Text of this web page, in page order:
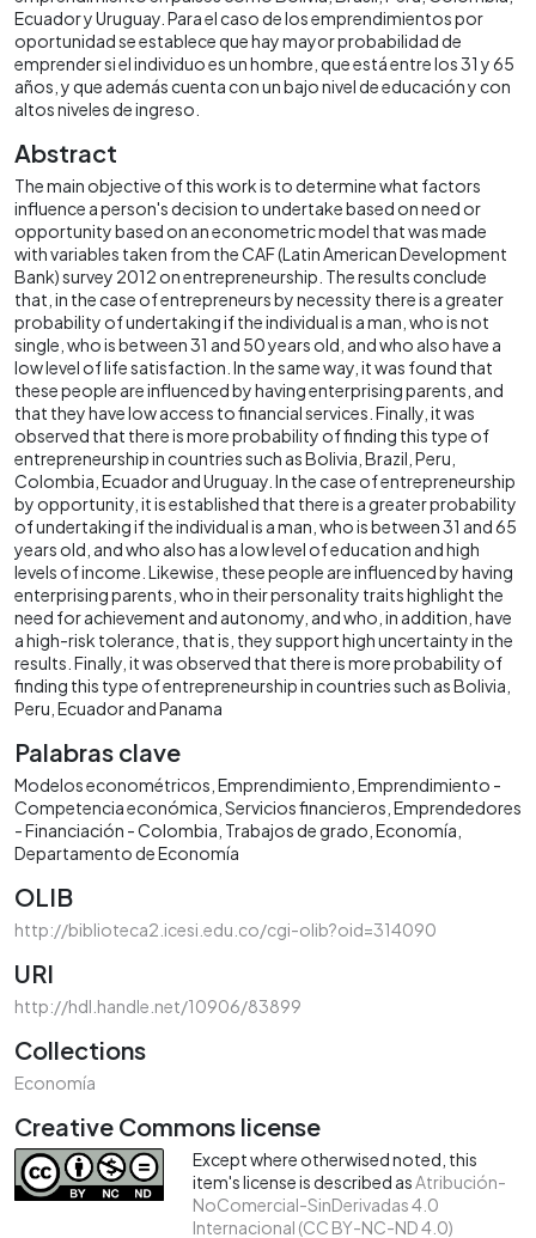
Ecuador y Uruguay. Para el caso de los emprendimientos por
oportunidad se establece que hay mayor probabilidad de
emprender si el individuo es un hombre, que está entre los 31 y 65
años, y que además cuenta con un bajo nivel de educación y con
altos niveles de ingreso.
Abstract
The main objective of this work is to determine what factors
influence a person's decision to undertake based on need or
opportunity based on an econometric model that was made
with variables taken from the CAF (Latin American Development
Bank) survey 2012 on entrepreneurship. The results conclude
that, in the case of entrepreneurs by necessity there is a greater
probability of undertaking if the individual is a man, who is not
single, who is between 31 and 50 years old, and who also have a
low level of life satisfaction. In the same way, it was found that
these people are influenced by having enterprising parents, and
that they have low access to financial services. Finally, it was
observed that there is more probability of finding this type of
entrepreneurship in countries such as Bolivia, Brazil, Peru,
Colombia, Ecuador and Uruguay. In the case of entrepreneurship
by opportunity, it is established that there is a greater probability
of undertaking if the individual is a man, who is between 31 and 65
years old, and who also has a low level of education and high
levels of income. Likewise, these people are influenced by having
enterprising parents, who in their personality traits highlight the
need for achievement and autonomy, and who, in addition, have
a high-risk tolerance, that is, they support high uncertainty in the
results. Finally, it was observed that there is more probability of
finding this type of entrepreneurship in countries such as Bolivia,
Peru, Ecuador and Panama
Palabras clave
Modelos econométricos Emprendimiento Emprendimiento -
Competencia económica Servicios financieros Emprendedores
- Financiación - Colombia Trabajos de grado Economía
Departamento de Economía
OLIB
http://biblioteca2.icesi.edu.co/cgi-olib?oid=314090
URI
http://hdl.handle.net/10906/83899
Collections
Economía
Creative Commons license
Except where otherwised noted, this
item's license is described asAtribución-
NoComercial-SinDerivadas 4.0
Internacional (CC BY-NC-ND 4.0)